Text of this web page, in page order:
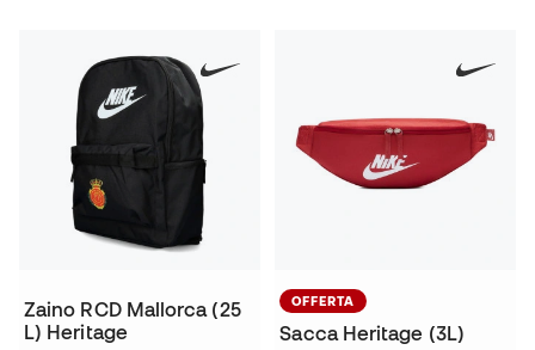
Zaino RCD Mallorca (25
L) Heritage
OFFERTA
Sacca Heritage (3L)